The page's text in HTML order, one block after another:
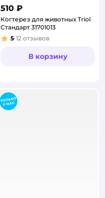
510 ₽
Когтерез для животных Triol
Стандарт 31701013
Рейтинг:
5 12 отзывов
В корзину